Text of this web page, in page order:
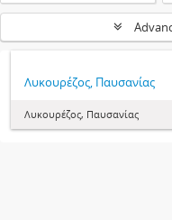
Λυκουρέζος, Παυσανίας
Λυκουρέζος, Παυσανίας